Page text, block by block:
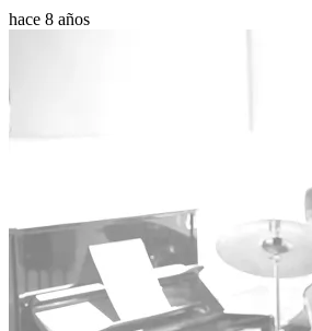
hace 8 años